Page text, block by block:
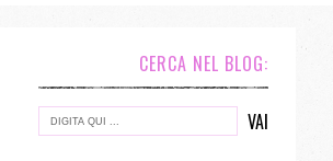
CERCA NEL BLOG: